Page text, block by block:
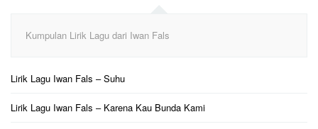
Kumpulan Lirik Lagu dari Iwan Fals
Lirik Lagu Iwan Fals – Suhu
Lirik Lagu Iwan Fals – Karena Kau Bunda Kami